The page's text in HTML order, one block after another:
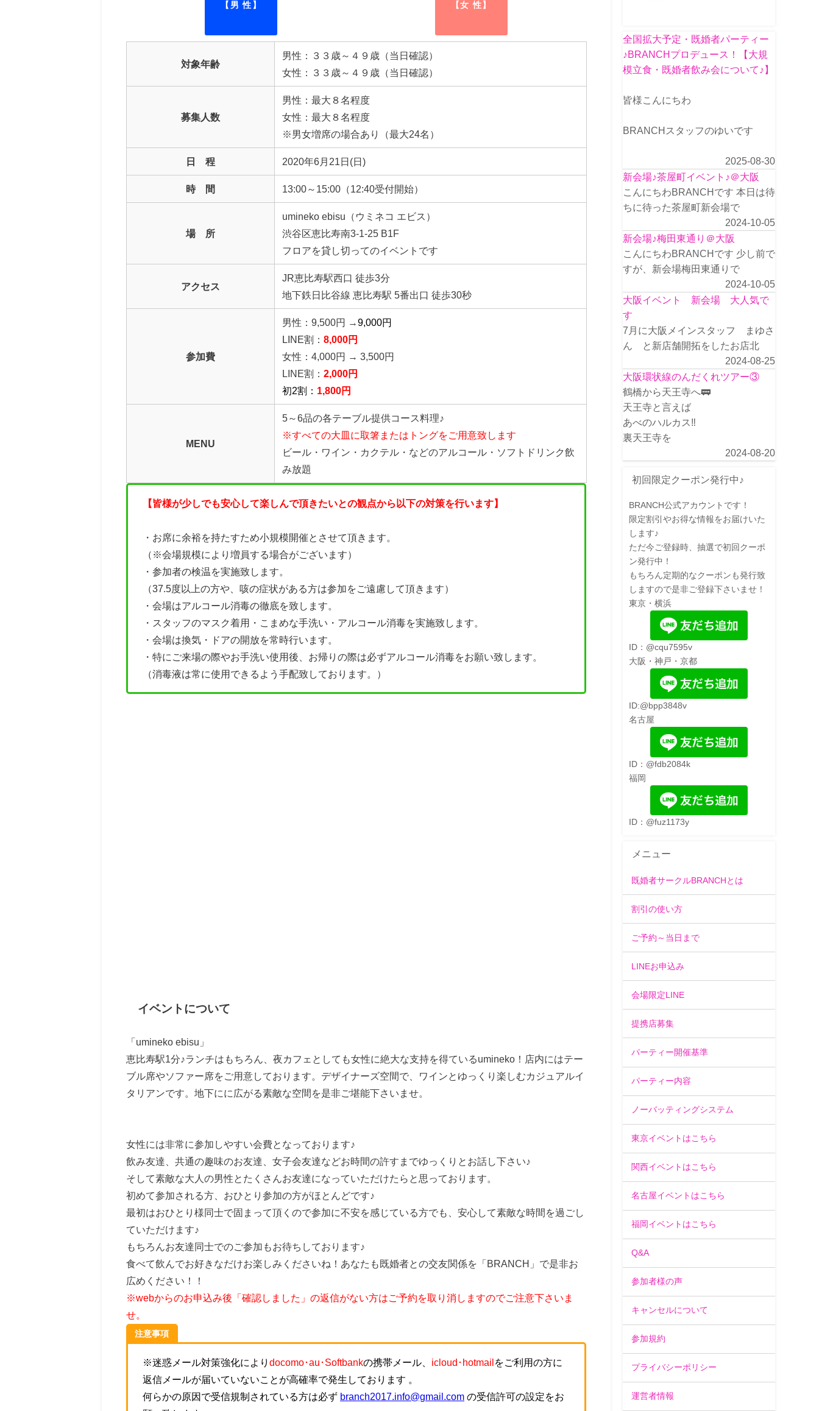
【男 性】 【女 性】
対象年齢
男性：３３歳～４９歳（当日確認）
女性：３３歳～４９歳（当日確認）
募集人数
男性：最大８名程度
女性：最大８名程度
※男女増席の場合あり（最大24名）
日 程 2020年6月21日(日)
時 間 13:00～15:00（12:40受付開始）
場 所
umineko ebisu（ウミネコ エビス）
渋谷区恵比寿南3-1-25 B1F
フロアを貸し切ってのイベントです
アクセス
JR恵比寿駅西口 徒歩3分
地下鉄日比谷線 恵比寿駅 5番出口 徒歩30秒
参加費
男性：9,500円 →9,000円
LINE割： 8,000円
女性：4,000円 → 3,500円
LINE割： 2,000円
初2割： 1,800円
MENU
5～6品の各テーブル提供コース料理♪
※すべての大皿に取箸またはトングをご用意致します
ビール・ワイン・カクテル・などのアルコール・ソフトドリンク飲
み放題
【皆様が少しでも安心して楽しんで頂きたいとの観点から以下の対策を行います】
・お席に余裕を持たすため小規模開催とさせて頂きます。
（※会場規模により増員する場合がございます）
・参加者の検温を実施致します。
（37.5度以上の方や、咳の症状がある方は参加をご遠慮して頂きます）
・会場はアルコール消毒の徹底を致します。
・ スタッフのマスク着用・こまめな手洗い・アルコール消毒を実施致します。
・会場は換気・ドアの開放を常時行います。
・特にご来場の際やお手洗い使用後、お帰りの際は必ずアルコール消毒をお願い致します。
（消毒液は常に使用できるよう手配致しております。）
イベントについて
「umineko ebisu」
恵比寿駅1分♪ランチはもちろん、夜カフェとしても女性に絶大な支持を得ているumineko！店内にはテー
ブル席やソファー席をご用意しております。デザイナーズ空間で、ワインとゆっくり楽しむカジュアルイ
タリアンです。地下にに広がる素敵な空間を是非ご堪能下さいませ。
女性には非常に参加しやすい会費となっております♪
飲み友達、共通の趣味のお友達、女子会友達などお時間の許すまでゆっくりとお話し下さい♪
そして素敵な大人の男性とたくさんお友達になっていただけたらと思っております。
初めて参加される方、おひとり参加の方がほとんどです♪
最初はおひとり様同士で固まって頂くので参加に不安を感じている方でも、安心して素敵な時間を過ごし
ていただけます♪
もちろんお友達同士でのご参加もお待ちしております♪
食べて飲んでお好きなだけお楽しみくださいね！あなたも既婚者との交友関係を「BRANCH」で是非お
広めください！！
※webからのお申込み後「確認しました」の返信がない方はご予約を取り消しますのでご注意下さいま
せ。
注意事項
※迷惑メール対策強化により docomo･au･Softbankの携帯メール、 icloud･hotmail をご利用の方に
返信メールが届いていないことが高確率で発生しております 。
何らかの原因で受信規制されている方は必ず branch2017.info@gmail.com の受信許可の設定をお
全国拡大予定・既婚者パーティー
♪BRANCHプロデュース！【大規
模立食・既婚者飲み会について♪】
皆様こんにちわ
BRANCHスタッフのゆいです
2025-08-30
新会場♪茶屋町イベント♪＠大阪
こんにちわBRANCHです 本日は待
ちに待った茶屋町新会場で
2024-10-05
新会場♪梅田東通り＠大阪
こんにちわBRANCHです 少し前で
すが、新会場梅田東通りで
2024-10-05
大阪イベント 新会場 大人気で
す
7月に大阪メインスタッフ まゆさ
ん と新店舗開拓をしたお店北
2024-08-25
大阪環状線のんだくれツアー③
鶴橋から天王寺へ🚃
天王寺と言えば
あべのハルカス‼️
裏天王寺を
2024-08-20
初回限定クーポン発行中♪
BRANCH公式アカウントです！
限定割引やお得な情報をお届けいた
します♪
ただ今ご登録時、抽選で初回クーポ
ン発行中！
もちろん定期的なクーポンも発行致
しますので是非ご登録下さいませ！
東京・横浜
ID：@cqu7595v
大阪・神戸・京都
ID:@bpp3848v
名古屋
ID：@fdb2084k
福岡
ID：@fuz1173y
メニュー
既婚者サークルBRANCHとは
割引の使い方
ご予約～当日まで
LINEお申込み
会場限定LINE
提携店募集
パーティー開催基準
パーティー内容
ノーバッティングシステム
東京イベントはこちら
関西イベントはこちら
名古屋イベントはこちら
福岡イベントはこちら
Q&A
参加者様の声
キャンセルについて
参加規約
プライバシーポリシー
運営者情報